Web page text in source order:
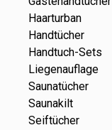
Haarturban
Handtücher
Handtuch-Sets
Liegenauflage
Saunatücher
Saunakilt
Seiftücher